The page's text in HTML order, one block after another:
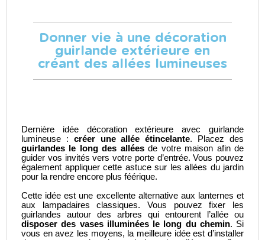
Donner vie à une décoration
guirlande extérieure en
créant des allées lumineuses
Dernière idée décoration extérieure avec guirlande
lumineuse : créer une allée étincelante. Placez des
guirlandes le long des alléesde votre maison afin de
guider vos invités vers votre porte d’entrée. Vous pouvez
également appliquer cette astuce sur les allées du jardin
pour la rendre encore plus féérique.
Cette idée est une excellente alternative aux lanternes et
aux lampadaires classiques. Vous pouvez fixer les
guirlandes autour des arbres qui entourent l’allée ou
disposer des vases illuminées le long du chemin. Si
vous en avez les moyens, la meilleure idée est d’installer